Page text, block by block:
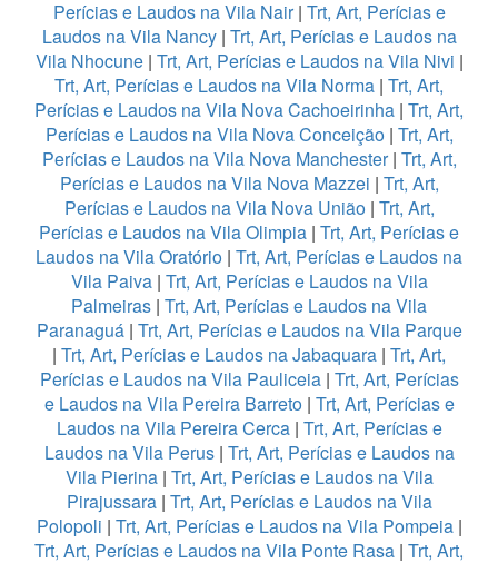
Perícias e Laudos na Vila Nair| Trt, Art, Perícias e
Laudos na Vila Nancy| Trt, Art, Perícias e Laudos na
Vila Nhocune| Trt, Art, Perícias e Laudos na Vila Nivi |
Trt, Art, Perícias e Laudos na Vila Norma | Trt, Art,
Perícias e Laudos na Vila Nova Cachoeirinha | Trt, Art,
Perícias e Laudos na Vila Nova Conceição| Trt, Art,
Perícias e Laudos na Vila Nova Manchester| Trt, Art,
Perícias e Laudos na Vila Nova Mazzei | Trt, Art,
Perícias e Laudos na Vila Nova União| Trt, Art,
Perícias e Laudos na Vila Olimpia | Trt, Art, Perícias e
Laudos na Vila Oratório | Trt, Art, Perícias e Laudos na
Vila Paiva| Trt, Art, Perícias e Laudos na Vila
Palmeiras | Trt, Art, Perícias e Laudos na Vila
Paranaguá| Trt, Art, Perícias e Laudos na Vila Parque
| Trt, Art, Perícias e Laudos na Jabaquara | Trt, Art,
Perícias e Laudos na Vila Pauliceia| Trt, Art, Perícias
e Laudos na Vila Pereira Barreto| Trt, Art, Perícias e
Laudos na Vila Pereira Cerca| Trt, Art, Perícias e
Laudos na Vila Perus| Trt, Art, Perícias e Laudos na
Vila Pierina| Trt, Art, Perícias e Laudos na Vila
Pirajussara| Trt, Art, Perícias e Laudos na Vila
Polopoli | Trt, Art, Perícias e Laudos na Vila Pompeia|
Trt, Art, Perícias e Laudos na Vila Ponte Rasa | Trt, Art,